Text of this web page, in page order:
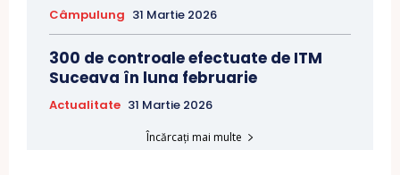
Câmpulung 31 Martie 2026
300 de controale efectuate de ITM
Suceava în luna februarie
Actualitate 31 Martie 2026
Încărcați mai multe